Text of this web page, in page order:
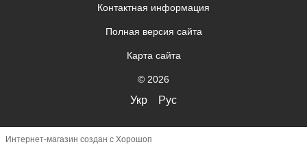
Контактная информация
Полная версия сайта
Карта сайта
© 2026
Укр Рус
Интернет-магазин создан с Хорошоп